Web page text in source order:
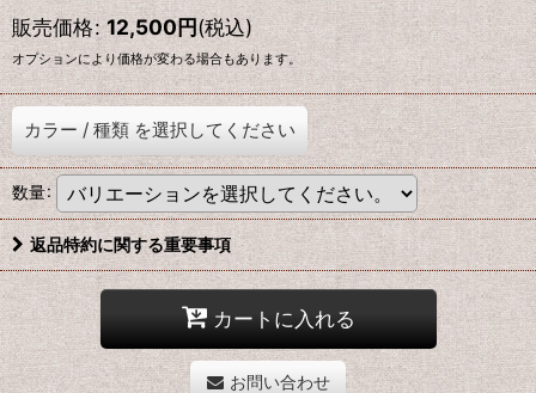
販売価格: 12,500円(税込)
オプションにより価格が変わる場合もあります。
カラー / 種類 を選択してください
数量:
返品特約に関する重要事項
カートに入れる
お問い合わせ